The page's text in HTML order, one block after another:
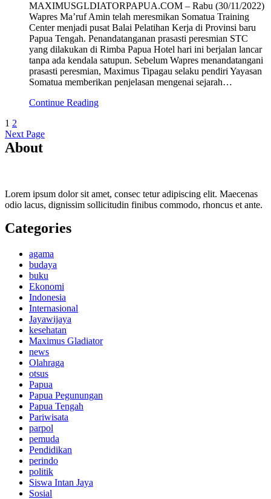
MAXIMUSGLDIATORPAPUA.COM – Rabu (30/11/2022)
Wapres Ma’ruf Amin telah meresmikan Somatua Training
Center menjadi pusat Balai Pelatihan Kerja di Provinsi baru
Papua Tengah. Penandatanganan prasasti peresmian STC
yang dilakukan di Rimba Papua Hotel hari ini berjalan lancar
tanpa ada kendala satupun. Sebelum Wapres menandatangani
prasasti peresmian, Maximus Tipagau selaku pendiri Yayasan
Somatua memberikan penjelasan mengenai sejarah…
Continue Reading
1 2
Next Page
About
Lorem ipsum dolor sit amet, consec tetur adipiscing elit. Maecenas
odio lacus, dignissim sollicitudin finibus commodo, rhoncus et ante.
Categories
agama
budaya
buku
Ekonomi
Indonesia
Internasional
Jayawijaya
kesehatan
Maximus Gladiator
news
Olahraga
otsus
Papua
Papua Pegunungan
Papua Tengah
Pariwisata
parpol
pemuda
Pendidikan
perindo
politik
Siswa Intan Jaya
Sosial